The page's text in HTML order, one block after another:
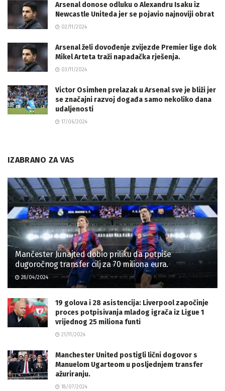
Arsenal donose odluku o Alexandru Isaku iz
Newcastle Uniteda jer se pojavio najnoviji obrat
02/11/2024
Arsenal želi dovođenje zvijezde Premier lige dok
Mikel Arteta traži napadačka rješenja.
03/11/2024
Victor Osimhen prelazak u Arsenal sve je bliži jer
se značajni razvoj događa samo nekoliko dana
udaljenosti
17/06/2024
IZABRANO ZA VAS
Mančester Junajted dobio priliku da potpiše
dugoročnog transfer cilj za 70 miliona eura.
28/04/2024
19 golova i 28 asistencija: Liverpool započinje
proces potpisivanja mladog igrača iz Ligue 1
vrijednog 25 miliona funti
21/11/2024
Manchester United postigli lični dogovor s
Manuelom Ugarteom u posljednjem transfer
ažuriranju.
18/07/2024